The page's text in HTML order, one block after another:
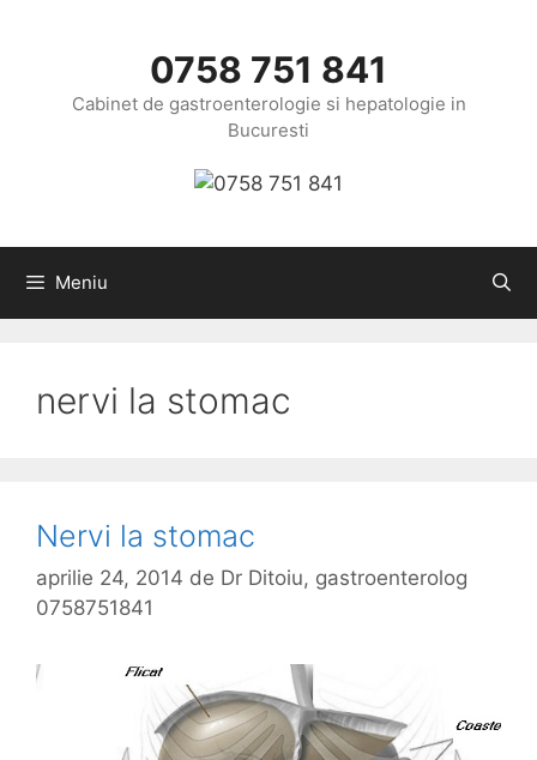
0758 751 841
Cabinet de gastroenterologie si hepatologie in
Bucuresti
Meniu
nervi la stomac
Nervi la stomac
aprilie 24, 2014 de Dr Ditoiu, gastroenterolog
0758751841